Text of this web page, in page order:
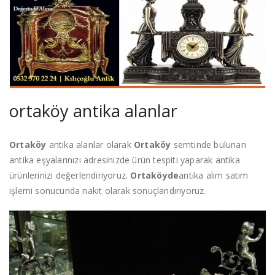
ortaköy antika alanlar
Ortaköy antika alanlar olarak Ortaköy semtinde bulunan
antika eşyalarınızı adresinizde ürün tespiti yaparak antika
ürünlerinizi değerlendiriyoruz. Ortaköydeantika alım satım
işlemi sonucunda nakit olarak sonuçlandırıyoruz.